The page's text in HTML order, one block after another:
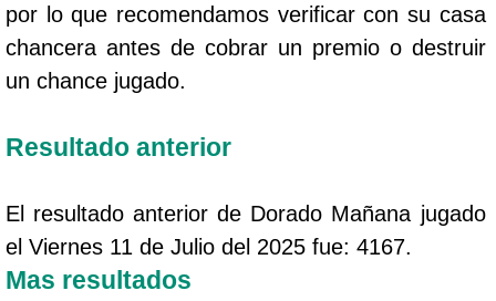
por lo que recomendamos verificar con su casa
chancera antes de cobrar un premio o destruir
un chance jugado.
Resultado anterior
El resultado anterior de Dorado Mañana jugado
el Viernes 11 de Julio del 2025 fue: 4167.
Mas resultados